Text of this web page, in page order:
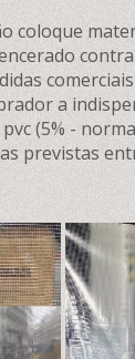
coloque
a
(5% -
previstas